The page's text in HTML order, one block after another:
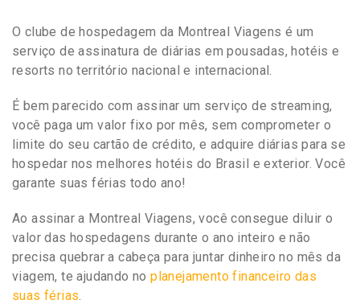
O clube de hospedagem da Montreal Viagens é um
serviço de assinatura de diárias em pousadas, hotéis e
resorts no território nacional e internacional.
É bem parecido com assinar um serviço de streaming,
você paga um valor fixo por mês, sem comprometer o
limite do seu cartão de crédito, e adquire diárias para se
hospedar nos melhores hotéis do Brasil e exterior. Você
garante suas férias todo ano!
Ao assinar a Montreal Viagens, você consegue diluir o
valor das hospedagens durante o ano inteiro e não
precisa quebrar a cabeça para juntar dinheiro no mês da
viagem, te ajudando noplanejamento financeiro das
suas férias